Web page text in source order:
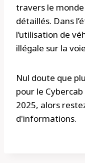
travers le
détaillés. Dans
l’utilisation de
illégale sur la
Nul doute que
pour le
2025, alors
d'informations.